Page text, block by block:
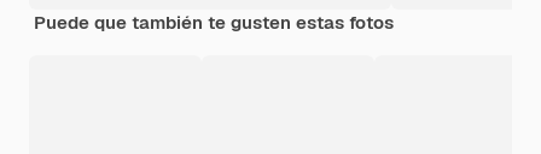
Puede que también te gusten estas fotos